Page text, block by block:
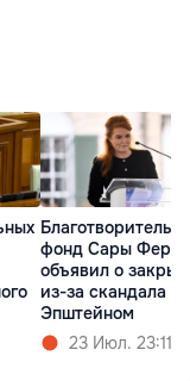
фонд Сары
объявил о
из-за скандала с
Эпштейном
23 Июл. 23:11